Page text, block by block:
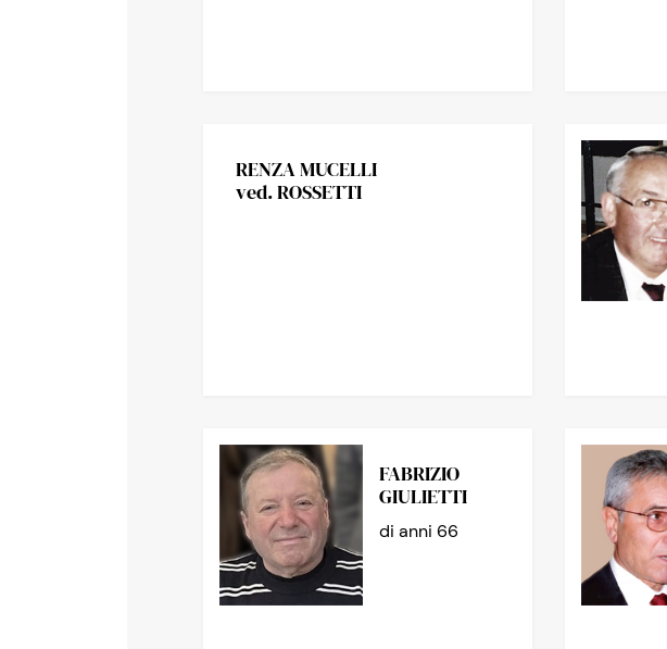
RENZA MUCELLI
ved. ROSSETTI
FABRIZIO
GIULIETTI
di anni 66